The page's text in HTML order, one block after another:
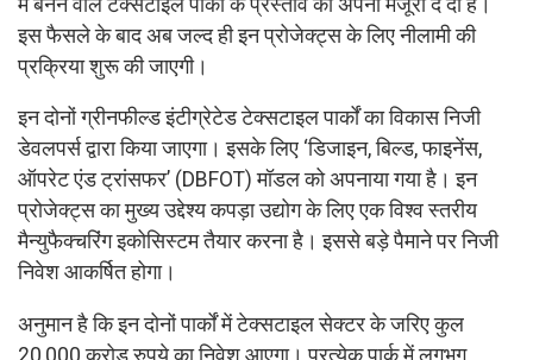
इस फैसले के बाद अब जल्द ही इन प्रोजेक्ट्स के लिए नीलामी की
प्रक्रिया शुरू की जाएगी।
इन दोनों ग्रीनफील्ड इंटीग्रेटेड टेक्सटाइल पार्कों का विकास निजी
डेवलपर्स द्वारा किया जाएगा। इसके लिए ‘डिजाइन, बिल्ड, फाइनेंस,
ऑपरेट एंड ट्रांसफर’ (DBFOT) मॉडल को अपनाया गया है। इन
प्रोजेक्ट्स का मुख्य उद्देश्य कपड़ा उद्योग के लिए एक विश्व स्तरीय
मैन्युफैक्चरिंग इकोसिस्टम तैयार करना है। इससे बड़े पैमाने पर निजी
निवेश आकर्षित होगा।
अनुमान है कि इन दोनों पार्कों में टेक्सटाइल सेक्टर के जरिए कुल
20,000 करोड़ रुपये का निवेश आएगा। प्रत्येक पार्क में लगभग